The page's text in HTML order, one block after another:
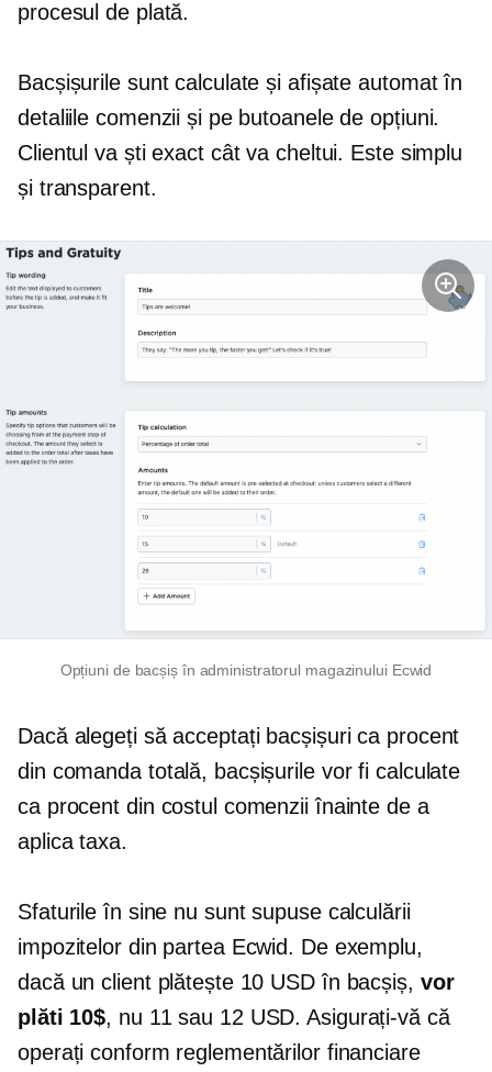
procesul de plată.
Bacșișurile sunt calculate și afișate automat în
detaliile comenzii și pe butoanele de opțiuni.
Clientul va ști exact cât va cheltui. Este simplu
și transparent.
Opțiuni de bacșiș în administratorul magazinului Ecwid
Dacă alegeți să acceptați bacșișuri ca procent
din comanda totală, bacșișurile vor fi calculate
ca procent din costul comenzii înainte de a
aplica taxa.
Sfaturile în sine nu sunt supuse calculării
impozitelor din partea Ecwid. De exemplu,
dacă un client plătește 10 USD în bacșiș, vor
plăti 10$, nu 11 sau 12 USD. Asigurați-vă că
operați conform reglementărilor financiare